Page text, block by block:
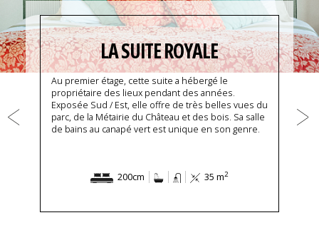
LA SUITE ROYALE
Au premier étage, cette suite a hébergé le
propriétaire des lieux pendant des années.
Exposée Sud / Est, elle offre de très belles vues du
parc, de la Métairie du Château et des bois. Sa salle
de bains au canapé vert est unique en son genre.
200cm 35 m2